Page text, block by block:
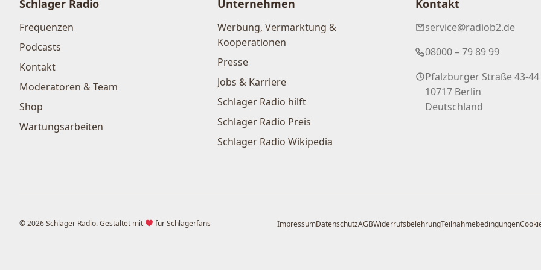
Schlager Radio
Frequenzen
Podcasts
Kontakt
Moderatoren & Team
Shop
Wartungsarbeiten
Unternehmen
Werbung, Vermarktung &
Kooperationen
Presse
Jobs & Karriere
Schlager Radio hilft
Schlager Radio Preis
Schlager Radio Wikipedia
Kontakt
service@radiob2.de
08000 – 79 89 99
Pfalzburger Straße 43-44
10717 Berlin
Deutschland
© 2026 Schlager Radio. Gestaltet mit für Schlagerfans ImpressumDatenschutzAGBWiderrufsbelehrungTeilnahmebedingungen